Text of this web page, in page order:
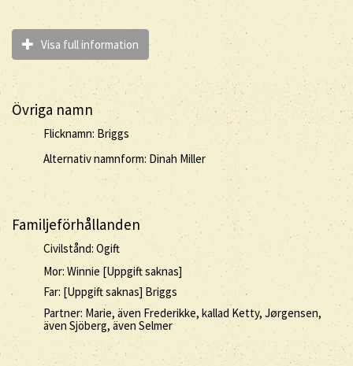
Visa full information
Övriga namn
Flicknamn: Briggs
Alternativ namnform: Dinah Miller
Familjeförhållanden
Civilstånd: Ogift
Mor: Winnie [Uppgift saknas]
Far: [Uppgift saknas] Briggs
Partner: Marie, även Frederikke, kallad Ketty, Jørgensen,
även Sjöberg, även Selmer